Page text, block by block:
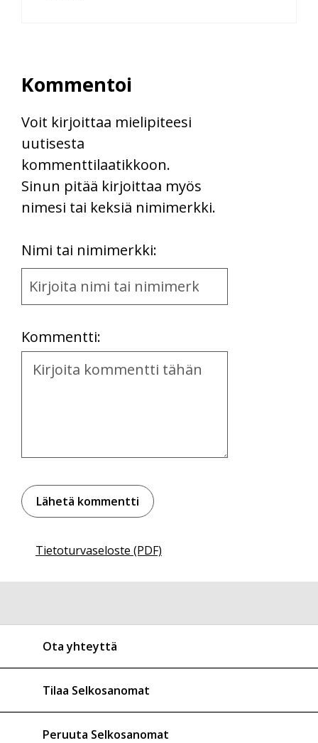
Kommentoi
Voit kirjoittaa mielipiteesi
uutisesta
kommenttilaatikkoon.
Sinun pitää kirjoittaa myös
nimesi tai keksiä nimimerkki.
Nimi tai nimimerkki:
Name
and
Kommentti:
Kommentti
Tietoturvaseloste (PDF)
Ota yhteyttä
Tilaa Selkosanomat
Peruuta Selkosanomat